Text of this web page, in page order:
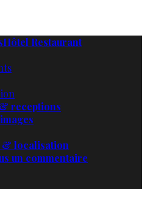
Hôtel Restaurant
receptions
& localisation
un commentaire